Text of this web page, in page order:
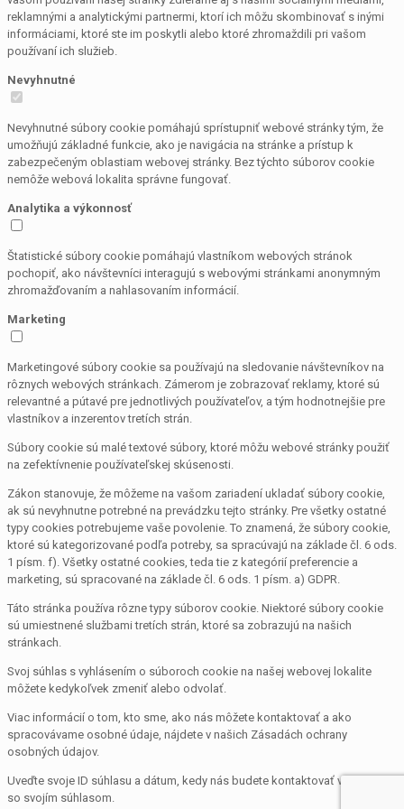
reklamnými a analytickými partnermi, ktorí ich môžu skombinovať s inými
informáciami, ktoré ste im poskytli alebo ktoré zhromaždili pri vašom
používaní ich služieb.
Nevyhnutné
Nevyhnutné súbory cookie pomáhajú sprístupniť webové stránky tým, že
umožňujú základné funkcie, ako je navigácia na stránke a prístup k
zabezpečeným oblastiam webovej stránky. Bez týchto súborov cookie
nemôže webová lokalita správne fungovať.
Analytika a výkonnosť
Štatistické súbory cookie pomáhajú vlastníkom webových stránok
pochopiť, ako návštevníci interagujú s webovými stránkami anonymným
zhromažďovaním a nahlasovaním informácií.
Marketing
Marketingové súbory cookie sa používajú na sledovanie návštevníkov na
rôznych webových stránkach. Zámerom je zobrazovať reklamy, ktoré sú
relevantné a pútavé pre jednotlivých používateľov, a tým hodnotnejšie pre
vlastníkov a inzerentov tretích strán.
Súbory cookie sú malé textové súbory, ktoré môžu webové stránky použiť
na zefektívnenie používateľskej skúsenosti.
Zákon stanovuje, že môžeme na vašom zariadení ukladať súbory cookie,
ak sú nevyhnutne potrebné na prevádzku tejto stránky. Pre všetky ostatné
typy cookies potrebujeme vaše povolenie. To znamená, že súbory cookie,
ktoré sú kategorizované podľa potreby, sa spracúvajú na základe čl. 6 ods.
1 písm. f). Všetky ostatné cookies, teda tie z kategórií preferencie a
marketing, sú spracované na základe čl. 6 ods. 1 písm. a) GDPR.
Táto stránka používa rôzne typy súborov cookie. Niektoré súbory cookie
sú umiestnené službami tretích strán, ktoré sa zobrazujú na našich
stránkach.
Svoj súhlas s vyhlásením o súboroch cookie na našej webovej lokalite
môžete kedykoľvek zmeniť alebo odvolať.
Viac informácií o tom, kto sme, ako nás môžete kontaktovať a ako
spracovávame osobné údaje, nájdete v našich Zásadách ochrany
osobných údajov.
Uveďte svoje ID súhlasu a dátum, kedy nás budete kontaktovať v súvislosti
so svojím súhlasom.